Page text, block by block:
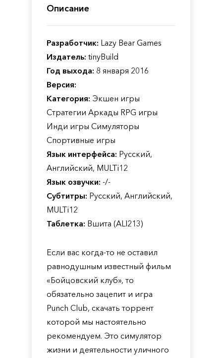
Описание
Разработчик: Lazy Bear Games
Издатель: tinyBuild
Год выхода: 8 января 2016
Версия:
Категория: Экшен игры
Стратегии Аркады RPG игры
Инди игры Симуляторы
Спортивные игры
Язык интерфейса: Русский,
Английский, MULTi12
Язык озвучки: -/-
Субтитры: Русский, Английский,
MULTi12
Таблетка: Вшита (ALI213)
Если вас когда-то не оставил
равнодушным известный фильм
«Бойцовский клуб», то
обязательно зацепит и игра
Punch Club, скачать торрент
которой мы настоятельно
рекомендуем. Это симулятор
жизни и деятельности уличного